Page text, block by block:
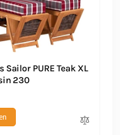
PURE Teak XL
230